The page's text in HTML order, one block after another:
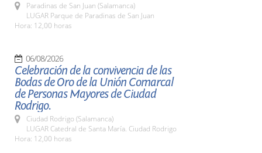
Paradinas de San Juan (Salamanca)
LUGAR Parque de Paradinas de San Juan
Hora: 12,00 horas
06/08/2026
Celebración de la convivencia de las
Bodas de Oro de la Unión Comarcal
de Personas Mayores de Ciudad
Rodrigo.
Ciudad Rodrigo (Salamanca)
LUGAR Catedral de Santa María. Ciudad Rodrigo
Hora: 12,00 horas